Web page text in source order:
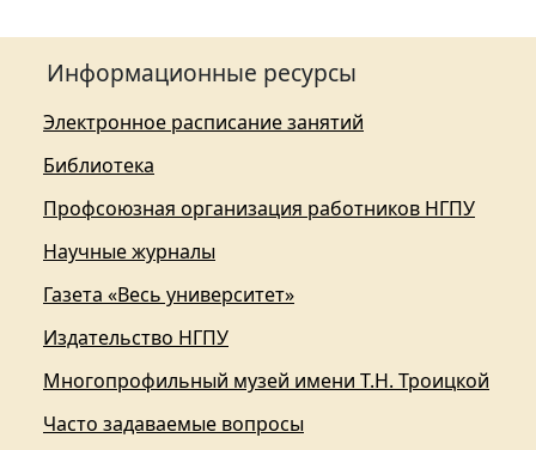
Информационные ресурсы
Электронное расписание занятий
Библиотека
Профсоюзная организация работников НГПУ
Научные журналы
Газета «Весь университет»
Издательство НГПУ
Многопрофильный музей имени Т.Н. Троицкой
Часто задаваемые вопросы